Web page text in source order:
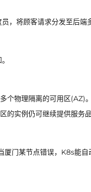
，将顾客请求分发至后端
个物理隔离的可用区(AZ)
的实例仍可继续提供服务品
门某节点错误，K8s能自